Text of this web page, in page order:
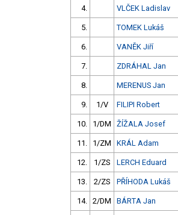
4. VLČEK Ladislav
5. TOMEK Lukáš
6. VANĚK Jiří
7. ZDRÁHAL Jan
8. MERENUS Jan
9. 1/V FILIPI Robert
10. 1/DM ŽÍŽALA Josef
11. 1/ZM KRÁL Adam
12. 1/ZS LERCH Eduard
13. 2/ZS PŘÍHODA Lukáš
14. 2/DM BÁRTA Jan